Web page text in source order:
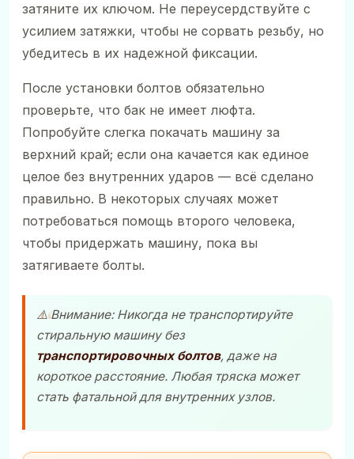
затяните их ключом. Не переусердствуйте с
усилием затяжки, чтобы не сорвать резьбу, но
убедитесь в их надежной фиксации.
После установки болтов обязательно
проверьте, что бак не имеет люфта.
Попробуйте слегка покачать машину за
верхний край; если она качается как единое
целое без внутренних ударов — всё сделано
правильно. В некоторых случаях может
потребоваться помощь второго человека,
чтобы придержать машину, пока вы
затягиваете болты.
⚠️ Внимание: Никогда не транспортируйте
стиральную машину без
транспортировочных болтов, даже на
короткое расстояние. Любая тряска может
стать фатальной для внутренних узлов.